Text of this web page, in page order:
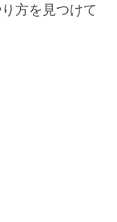
方を見つけて